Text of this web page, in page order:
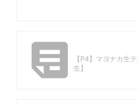
 【P4】マヨナカ生
生】
連作ミッショ
ン 修善寺の蛍
【日帰り温
ー